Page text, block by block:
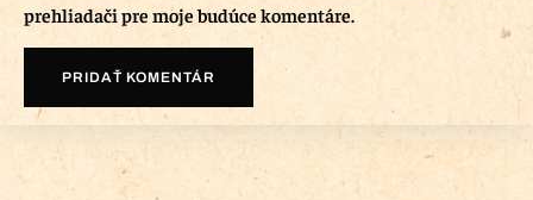
prehliadači pre moje budúce komentáre.